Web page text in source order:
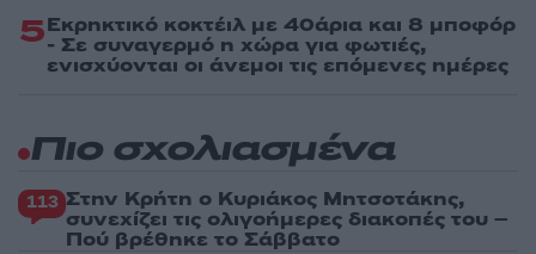
5Εκρηκτικό κοκτέιλ με 40άρια και 8 μποφόρ
- Σε συναγερμό η χώρα για φωτιές,
ενισχύονται οι άνεμοι τις επόμενες ημέρες
Πιο σχολιασμένα
113 Στην Κρήτη ο Κυριάκος Μητσοτάκης,
συνεχίζει τις ολιγοήμερες διακοπές του –
Πού βρέθηκε το Σάββατο